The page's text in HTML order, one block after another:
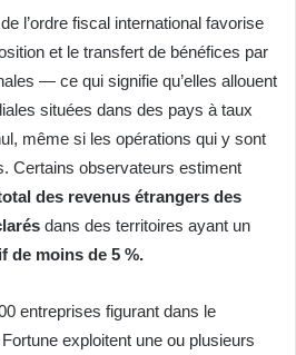
l’ordre fiscal international favorise
et le transfert de bénéfices par
— ce qui signifie qu’elles allouent
situées dans des pays à taux
même si les opérations qui y sont
Certains observateurs estiment
des revenus étrangers des
dans des territoires ayant un
de moins de 5 %.
entreprises figurant dans le
exploitent une ou plusieurs